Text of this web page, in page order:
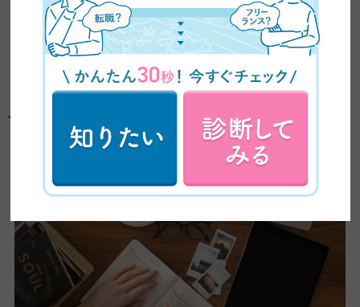
し、滞在できる期間も国によって異なっています。
住民票の扱いや社会保険などのルールをしっかり確認し、適切な
手続きをおこないましょう。
そもそもノマドワーカーとは？